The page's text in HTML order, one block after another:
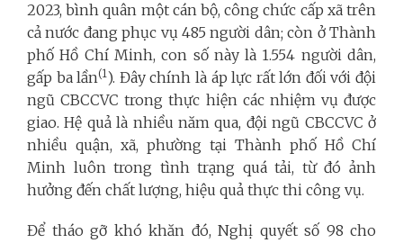
2023, bình quân một cán bộ, công chức cấp xã trên
cả nước đang phục vụ 485 người dân; còn ở Thành
phố Hồ Chí Minh, con số này là 1.554 người dân,
gấp ba lần(1). Đây chính là áp lực rất lớn đối với đội
ngũ CBCCVC trong thực hiện các nhiệm vụ được
giao. Hệ quả là nhiều năm qua, đội ngũ CBCCVC ở
nhiều quận, xã, phường tại Thành phố Hồ Chí
Minh luôn trong tình trạng quá tải, từ đó ảnh
hưởng đến chất lượng, hiệu quả thực thi công vụ.
Để tháo gỡ khó khăn đó, Nghị quyết số 98 cho